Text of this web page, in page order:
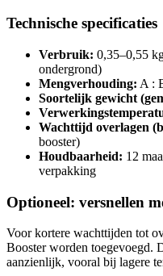
Technische specificaties
Verbruik: 0,35–0,55
ondergrond)
Mengverhouding: A :
Soortelijk gewicht
Wachttijd overlagen
booster)
Houdbaarheid: 12
verpakking
Optioneel: versnellen
Voor kortere wachttijden tot
Booster worden toegevoegd.
aanzienlijk, vooral bij lagere